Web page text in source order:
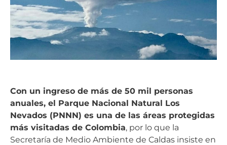
Con un ingreso de más de 50 mil personas
anuales, el Parque Nacional Natural Los
Nevados (PNNN) es una de las áreas protegidas
más visitadas de Colombia, por lo que la
Secretaría de Medio Ambiente de Caldas insiste en